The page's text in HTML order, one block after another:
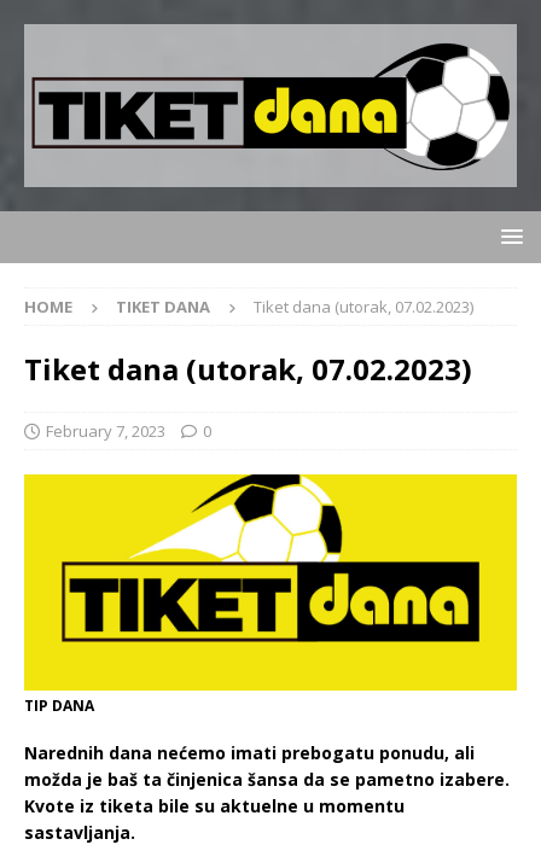
HOME TIKET DANA Tiket dana (utorak, 07.02.2023)
Tiket dana (utorak, 07.02.2023)
February 7, 2023 0
TIP DANA
Narednih dana nećemo imati prebogatu ponudu, ali
možda je baš ta činjenica šansa da se pametno izabere.
Kvote iz tiketa bile su aktuelne u momentu
sastavljanja.